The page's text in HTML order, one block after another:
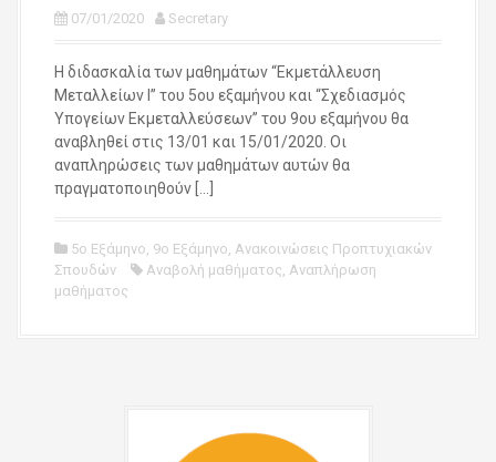
07/01/2020 Secretary
Η διδασκαλία των μαθημάτων “Εκμετάλλευση
Μεταλλείων Ι” του 5ου εξαμήνου και “Σχεδιασμός
Υπογείων Εκμεταλλεύσεων” του 9ου εξαμήνου θα
αναβληθεί στις 13/01 και 15/01/2020. Οι
αναπληρώσεις των μαθημάτων αυτών θα
πραγματοποιηθούν […]
5ο Εξάμηνο, 9ο Εξάμηνο, Ανακοινώσεις Προπτυχιακών
Σπουδών
Αναβολή μαθήματος, Αναπλήρωση
μαθήματος